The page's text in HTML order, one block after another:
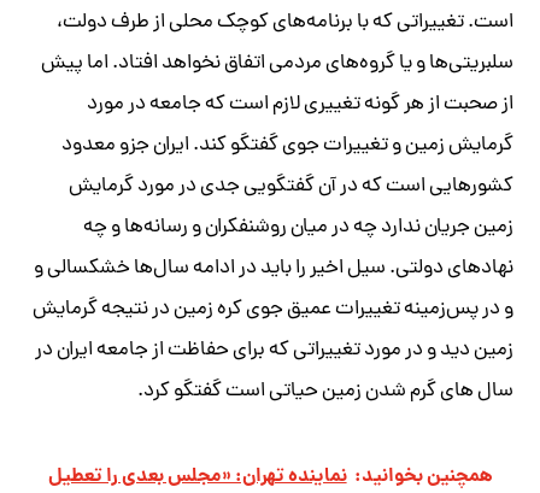
است. تغییراتی که با برنامه‌های کوچک محلی از طرف دولت،
سلبریتی‌ها و یا گروه‌های مردمی اتفاق نخواهد افتاد. اما پیش
از صحبت از هر گونه تغییری لازم است که جامعه در مورد
گرمایش زمین و تغییرات جوی گفتگو کند. ایران جزو معدود
کشورهایی است که در آن گفتگویی جدی در مورد گرمایش
زمین جریان ندارد چه در میان روشنفکران و رسانه‌ها و چه
نهادهای دولتی. سیل اخیر را باید در ادامه سال‌ها خشکسالی و
و در پس‌زمینه تغییرات عمیق جوی کره زمین در نتیجه گرمایش
زمین دید و در مورد تغییراتی که برای حفاظت از جامعه ایران در
سال های گرم شدن زمین حیاتی است گفتگو کرد.
همچنین بخوانید: نماینده تهران:‌ «مجلس بعدی را تعطیل